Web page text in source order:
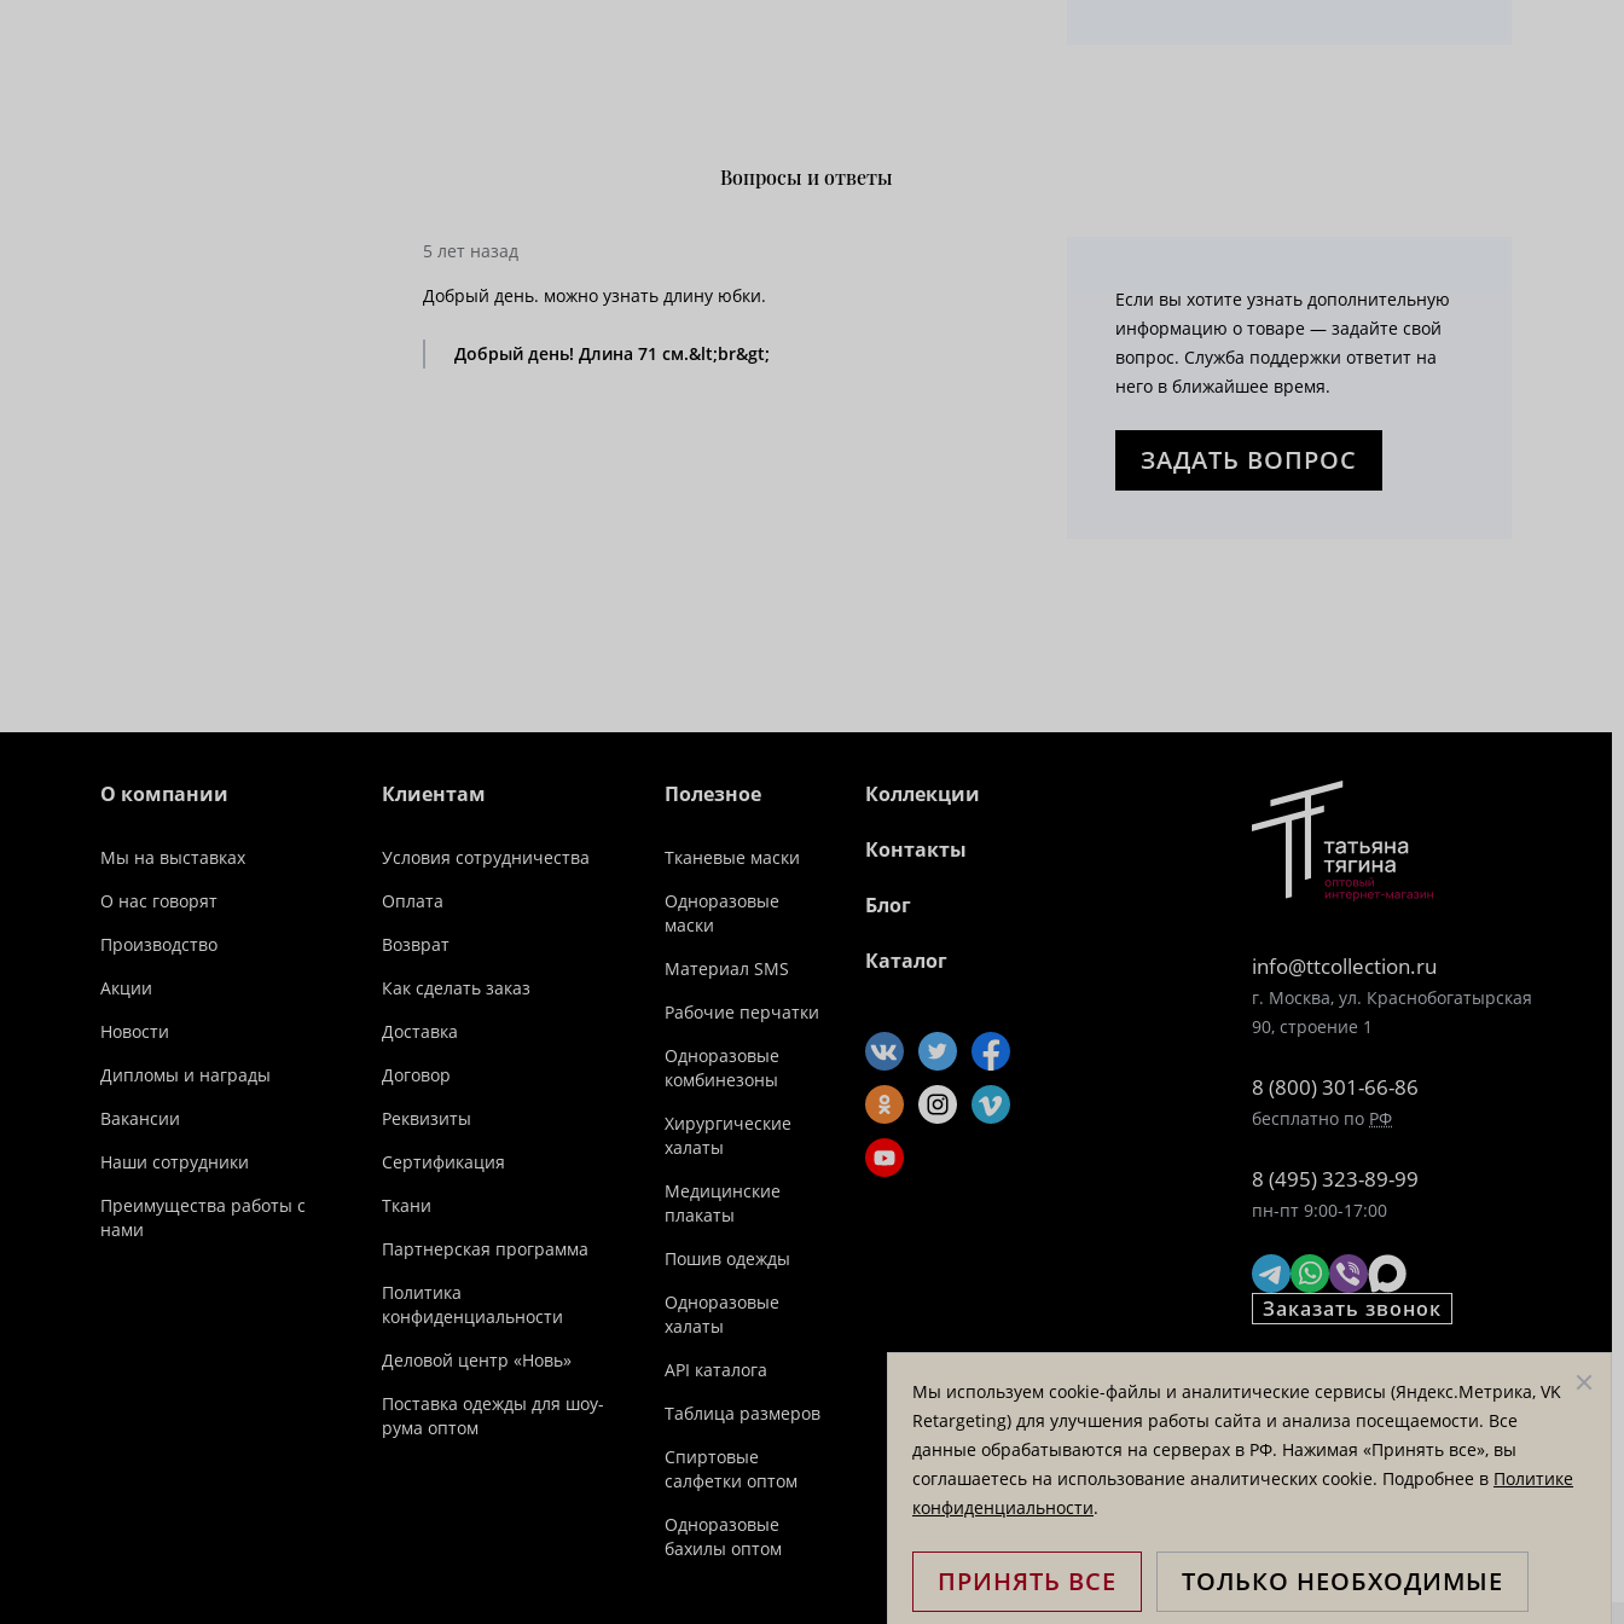
Вопросы и ответы
5 лет назад
Добрый день. можно узнать длину юбки.
Добрый день! Длина 71 см.&lt;br&gt;
Если вы хотите узнать дополнительную
информацию о товаре — задайте свой
вопрос. Служба поддержки ответит на
него в ближайшее время.
ЗАДАТЬ ВОПРОС
О компании
Мы на выставках
О нас говорят
Производство
Акции
Новости
Дипломы и награды
Вакансии
Наши сотрудники
Преимущества работы с
нами
Клиентам
Условия сотрудничества
Оплата
Возврат
Как сделать заказ
Доставка
Договор
Реквизиты
Сертификация
Ткани
Партнерская программа
Политика
конфиденциальности
Деловой центр «Новь»
Поставка одежды для шоу-
рума оптом
Полезное
Тканевые маски
Одноразовые
маски
Материал SMS
Рабочие перчатки
Одноразовые
комбинезоны
Хирургические
халаты
Медицинские
плакаты
Пошив одежды
Одноразовые
халаты
API каталога
Таблица размеров
Спиртовые
салфетки оптом
Одноразовые
бахилы оптом
Коллекции
Контакты
Блог
Каталог info@ttcollection.ru
г. Москва, ул. Краснобогатырская
90, строение 1
8 (800) 301-66-86
бесплатно по РФ
8 (495) 323-89-99
пн-пт 9:00-17:00
Заказать звонок
Вся информация на сайте
представлена для ознакомления и
не является публичной офертой
Мы используем cookie-файлы и аналитические сервисы (Яндекс.Метрика, VK
Retargeting) для улучшения работы сайта и анализа посещаемости. Все
данные обрабатываются на серверах в РФ. Нажимая «Принять все», вы
соглашаетесь на использование аналитических cookie. Подробнее в Политике
конфиденциальности.
ПРИНЯТЬ ВСЕ ТОЛЬКО НЕОБХОДИМЫЕ